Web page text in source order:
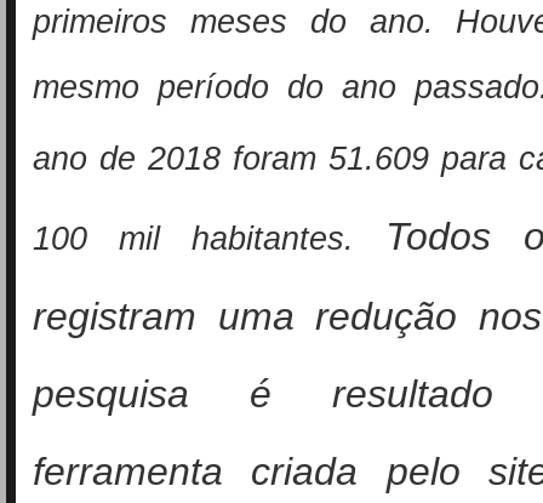
primeiros meses do ano.
mesmo período do ano
ano de 2018 foram 51.609 para
100 mil habitantes.
Todos
registram uma redução
pesquisa é
ferramenta criada pelo